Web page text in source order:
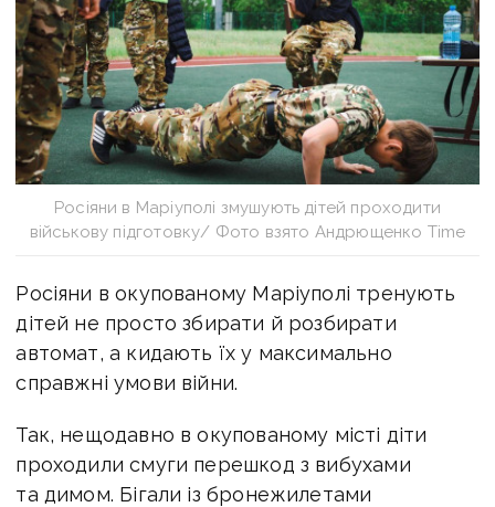
Росіяни в Маріуполі змушують дітей проходити
військову підготовку/ Фото взято Андрющенко Time
Росіяни в окупованому Маріуполі тренують
дітей не просто збирати й розбирати
автомат, а кидають їх у максимально
справжні умови війни.
Так, нещодавно в окупованому місті діти
проходили смуги перешкод з вибухами
та димом. Бігали із бронежилетами